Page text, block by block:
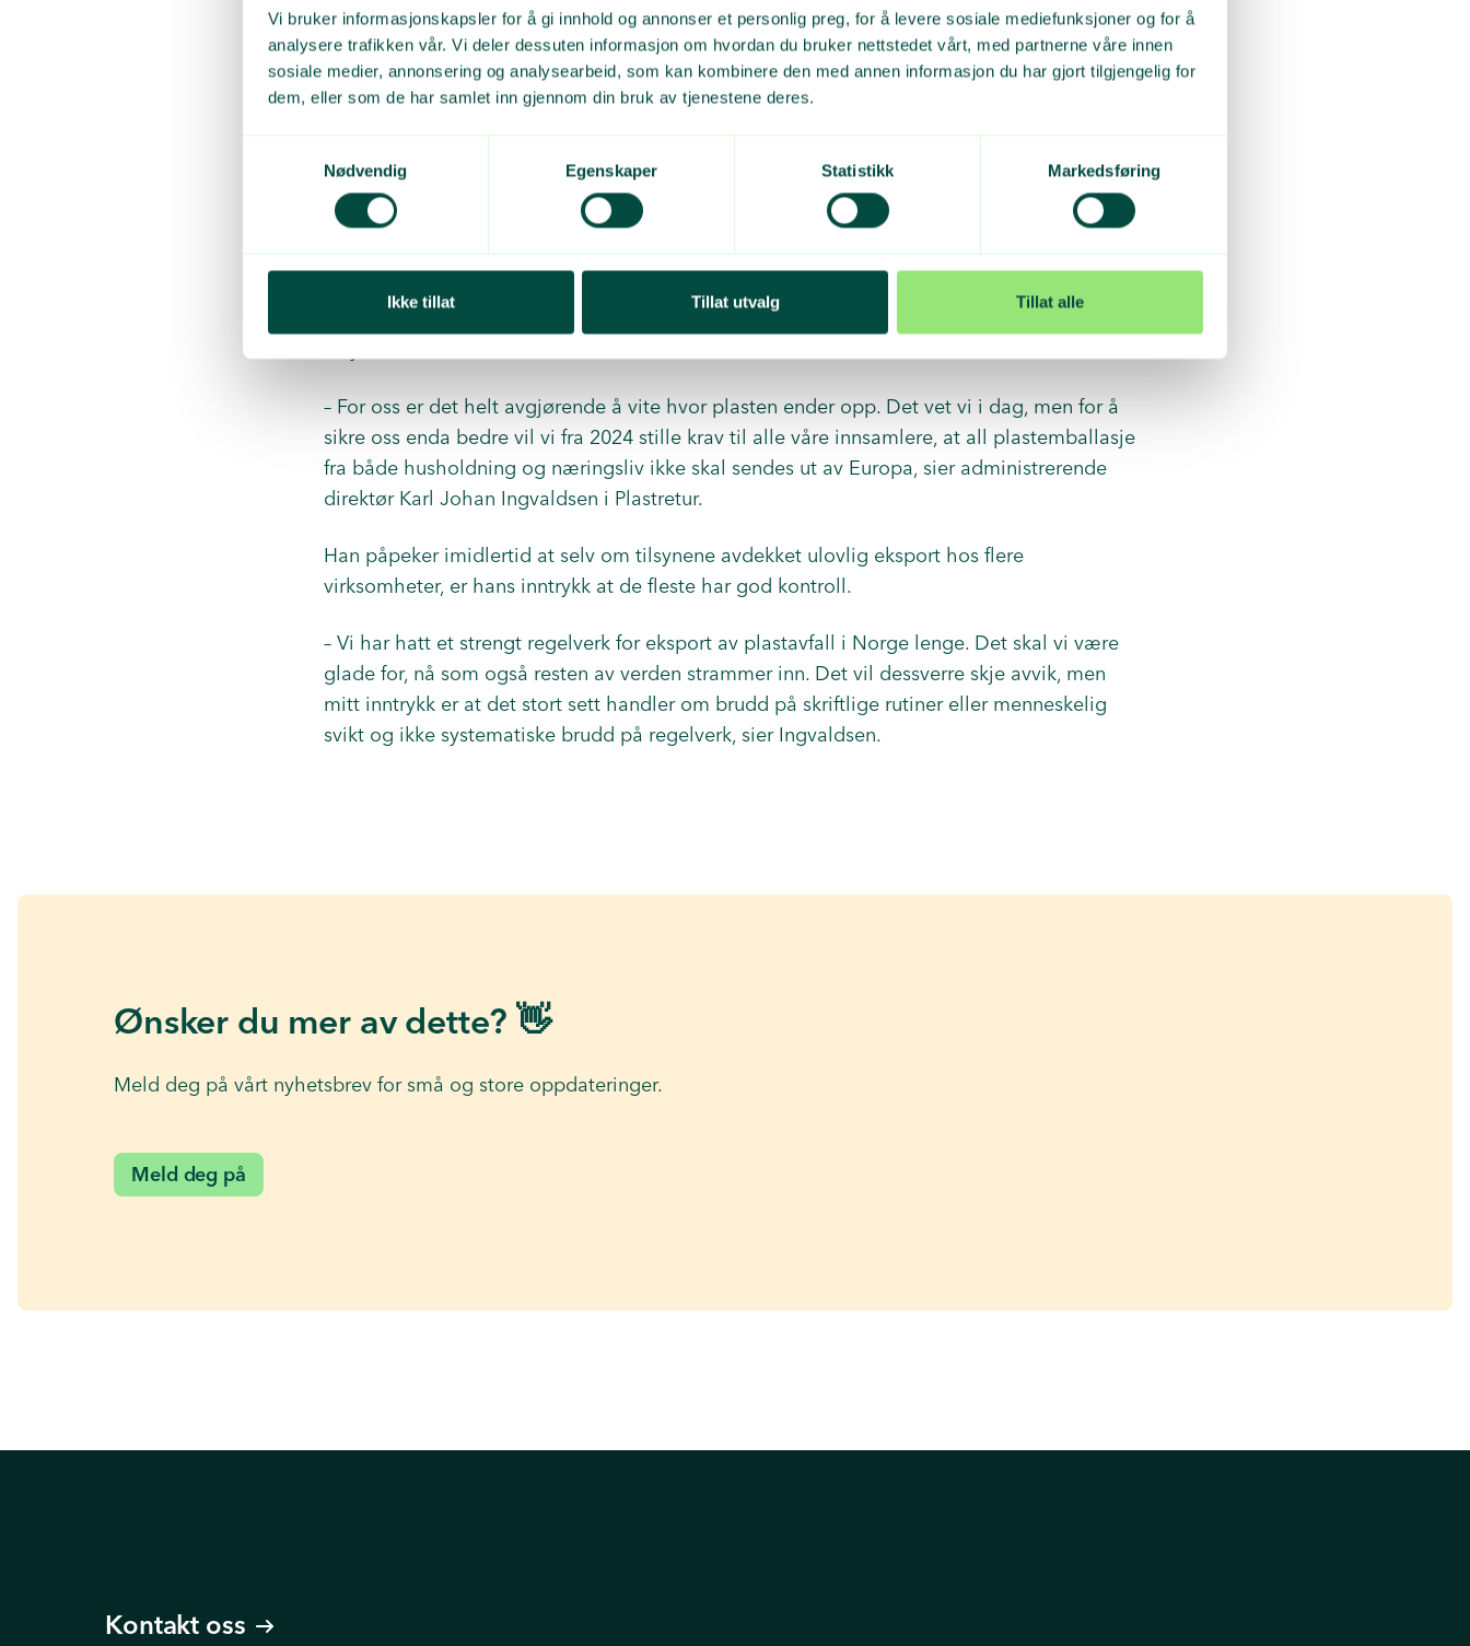
Vi bruker informasjonskapsler for å gi innhold og annonser et personlig preg, for å levere sosiale mediefunksjoner og for å
analysere trafikken vår. Vi deler dessuten informasjon om hvordan du bruker nettstedet vårt, med partnerne våre innen
sosiale medier, annonsering og analysearbeid, som kan kombinere den med annen informasjon du har gjort tilgjengelig for
dem, eller som de har samlet inn gjennom din bruk av tjenestene deres.
Nødvendig
Egenskaper Statistikk Markedsføring
Ikke tillat Tillat utvalg Tillat alle
Innsamlers ansvar
For Plastretur er det viktig å understreke at det er hver enkelt innsamler som eksporterer
som også kommer tydelig fram i innsamleravtalene.
Returselskapet går nå gjennom listen over avvik, for å sikre at deres innsamlere forholder
seg til dagens regler.
Sporbarhet og compliance er viktig for Plastretur, som er positive til at det gjennomføres
– For oss er det helt avgjørende å vite hvor plasten ender opp. Det vet vi i dag, men for å
sikre oss enda bedre vil vi fra 2024 stille krav til alle våre innsamlere, at all plastemballasje
fra både husholdning og næringsliv ikke skal sendes ut av Europa, sier administrerende
direktør Karl Johan Ingvaldsen i Plastretur.
Han påpeker imidlertid at selv om tilsynene avdekket ulovlig eksport hos flere
virksomheter, er hans inntrykk at de fleste har god kontroll.
– Vi har hatt et strengt regelverk for eksport av plastavfall i Norge lenge. Det skal vi være
glade for, nå som også resten av verden strammer inn. Det vil dessverre skje avvik, men
mitt inntrykk er at det stort sett handler om brudd på skriftlige rutiner eller menneskelig
svikt og ikke systematiske brudd på regelverk, sier Ingvaldsen.
Ønsker du mer av dette? 👋
Meld deg på vårt nyhetsbrev for små og store oppdateringer.
Meld deg på
Kontakt oss